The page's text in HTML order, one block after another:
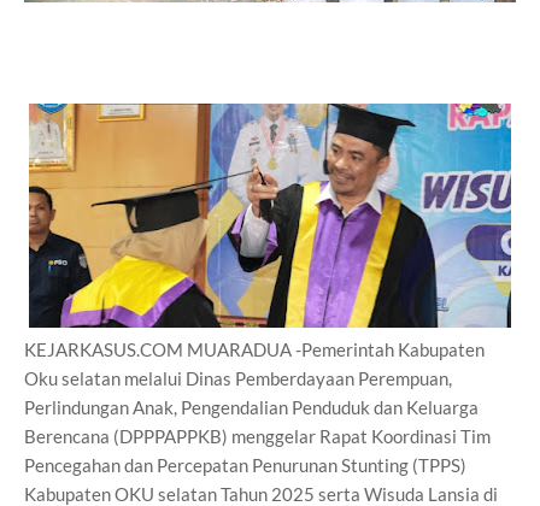
KEJARKASUS.COM MUARADUA -Pemerintah Kabupaten
Oku selatan melalui Dinas Pemberdayaan Perempuan,
Perlindungan Anak, Pengendalian Penduduk dan Keluarga
Berencana (DPPPAPPKB) menggelar Rapat Koordinasi Tim
Pencegahan dan Percepatan Penurunan Stunting (TPPS)
Kabupaten OKU selatan Tahun 2025 serta Wisuda Lansia di